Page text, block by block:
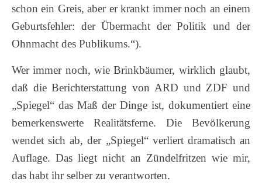
schon ein Greis, aber er krankt immer noch an einem
Geburtsfehler: der Übermacht der Politik und der
Ohnmacht des Publikums.“).
Wer immer noch, wie Brinkbäumer, wirklich glaubt,
daß die Berichterstattung von ARD und ZDF und
„Spiegel“ das Maß der Dinge ist, dokumentiert eine
bemerkenswerte Realitätsferne. Die Bevölkerung
wendet sich ab, der „Spiegel“ verliert dramatisch an
Auflage. Das liegt nicht an Zündelfritzen wie mir,
das habt ihr selber zu verantworten.